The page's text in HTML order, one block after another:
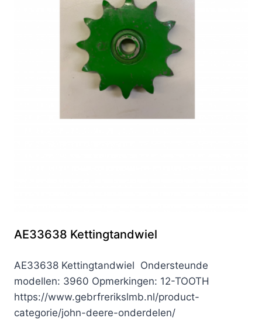
AE33638 Kettingtandwiel
AE33638 Kettingtandwiel Ondersteunde
modellen: 3960 Opmerkingen: 12-TOOTH
https://www.gebrfrerikslmb.nl/product-
categorie/john-deere-onderdelen/